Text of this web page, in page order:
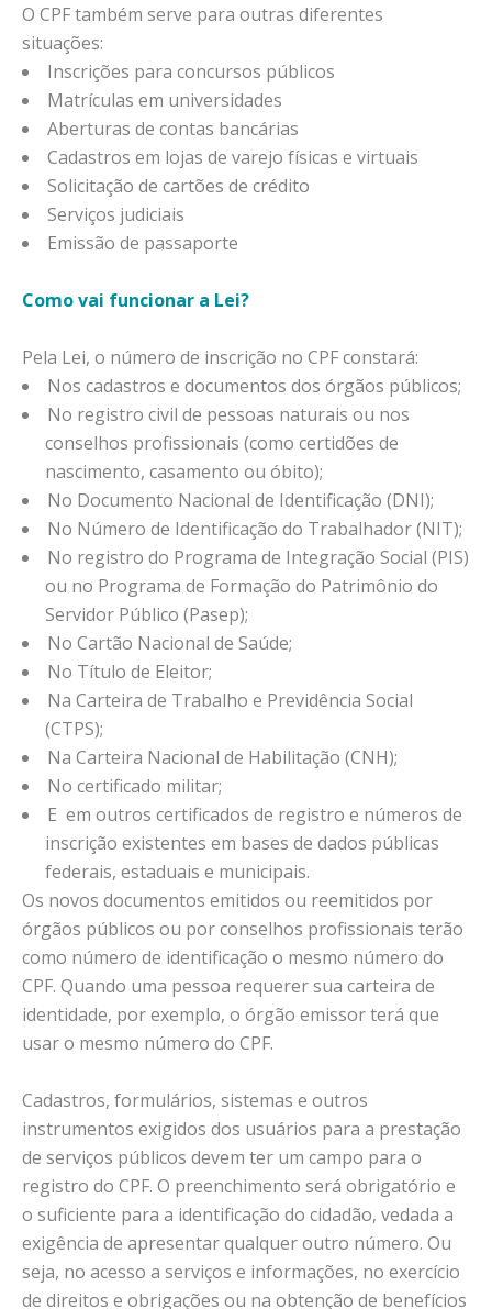
O CPF também serve para outras diferentes
situações:
Inscrições para concursos públicos
Matrículas em universidades
Aberturas de contas bancárias
Cadastros em lojas de varejo físicas e virtuais
Solicitação de cartões de crédito
Serviços judiciais
Emissão de passaporte
Como vai funcionar a Lei?
Pela Lei, o número de inscrição no CPF constará:
Nos cadastros e documentos dos órgãos públicos;
No registro civil de pessoas naturais ou nos
conselhos profissionais (como certidões de
nascimento, casamento ou óbito);
No Documento Nacional de Identificação (DNI);
No Número de Identificação do Trabalhador (NIT);
No registro do Programa de Integração Social (PIS)
ou no Programa de Formação do Patrimônio do
Servidor Público (Pasep);
No Cartão Nacional de Saúde;
No Título de Eleitor;
Na Carteira de Trabalho e Previdência Social
(CTPS);
Na Carteira Nacional de Habilitação (CNH);
No certificado militar;
E em outros certificados de registro e números de
inscrição existentes em bases de dados públicas
federais, estaduais e municipais.
Os novos documentos emitidos ou reemitidos por
órgãos públicos ou por conselhos profissionais terão
como número de identificação o mesmo número do
CPF. Quando uma pessoa requerer sua carteira de
identidade, por exemplo, o órgão emissor terá que
usar o mesmo número do CPF.
Cadastros, formulários, sistemas e outros
instrumentos exigidos dos usuários para a prestação
de serviços públicos devem ter um campo para o
registro do CPF. O preenchimento será obrigatório e
o suficiente para a identificação do cidadão, vedada a
exigência de apresentar qualquer outro número. Ou
seja, no acesso a serviços e informações, no exercício
de direitos e obrigações ou na obtenção de benefícios